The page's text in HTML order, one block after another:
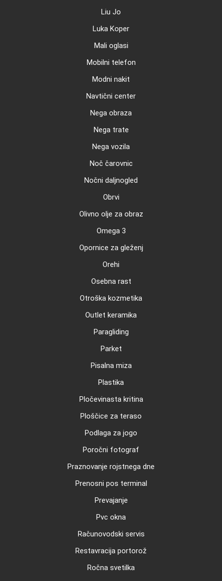
Liu Jo
Luka Koper
Mali oglasi
Mobilni telefon
Modni nakit
Navtični center
Nega obraza
Nega trate
Nega vozila
Noč čarovnic
Nočni daljnogled
Obrvi
Olivno olje za obraz
Omega 3
Opornice za gleženj
Orehi
Osebna rast
Otroška kozmetika
Outlet keramika
Paragliding
Parket
Pisalna miza
Plastika
Pločevinasta kritina
Ploščice za teraso
Podlaga za jogo
Poročni fotograf
Praznovanje rojstnega dne
Prenosni pos terminal
Prevajanje
Pvc okna
Računovodski servis
Restavracija portorož
Ročna svetilka